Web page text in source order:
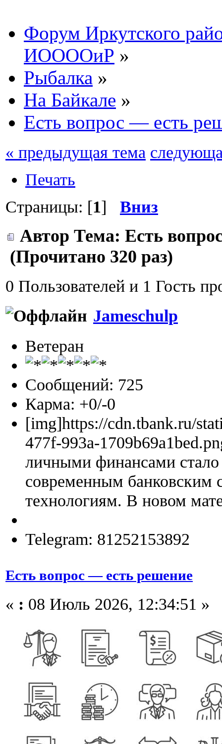
Форум Иркутского
ИООООиР »
Рыбалка »
На Байкале »
Есть вопрос — есть
« предыдущая тема
Печать
Страницы: [1] Вниз
Автор Тема: Есть
(Прочитано 320 раз)
0 Пользователей и 1 Гость
Jameschulp
Ветеран
Сообщений: 725
Карма: +0/-0
[img]https://cdn.tbank.ru/
477f-993a-
личными финансами
современным банковским
технологиям. В новом
Telegram: 81252153892
Есть вопрос — есть решение
« : 08 Июль 2026, 12:34:51 »